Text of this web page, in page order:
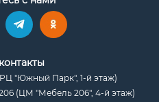
"Южный Парк", 1-й этаж)
(ЦМ "Мебель 206", 4-й этаж)